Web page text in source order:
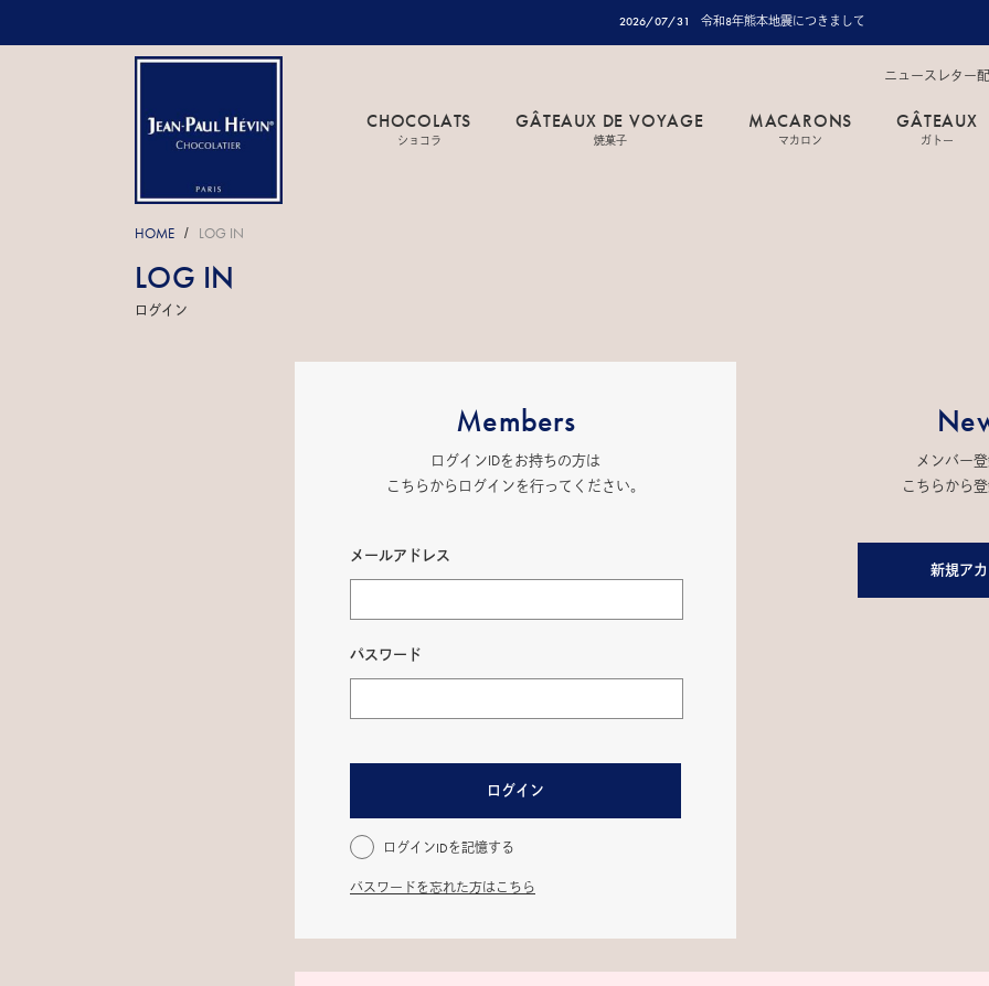
2026/07/31 令和8年熊本地震につきまして
ニュースレター
CHOCOLATS
ショコラ
GÂTEAUX DE VOYAGE
焼菓子
MACARONS
マカロン
GÂTEAUX
ガトー
HOME / LOG IN
LOG IN
ログイン
Members
ログインIDをお持ちの方は
こちらからログインを行ってください。
メールアドレス
パスワード
ログイン
ログインIDを記憶する
パスワードを忘れた方はこちら
メンバー
こちらから
新規ア